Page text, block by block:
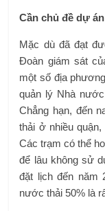
Cần chủ đề dự
Mặc dù đã đạt
Đoàn giám sát
một số địa
quản lý Nhà
Chẳng hạn, đến
thải ở nhiều
Các trạm có thể
để lâu không sử
đặt lịch đến năm
nước thải 50% là